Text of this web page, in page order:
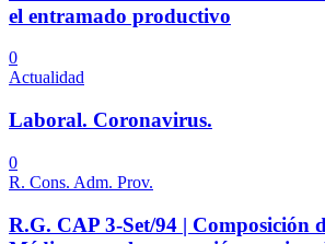
el entramado productivo
0
Actualidad
Laboral. Coronavirus.
0
R. Cons. Adm. Prov.
R.G. CAP 3-Set/94 | Composición